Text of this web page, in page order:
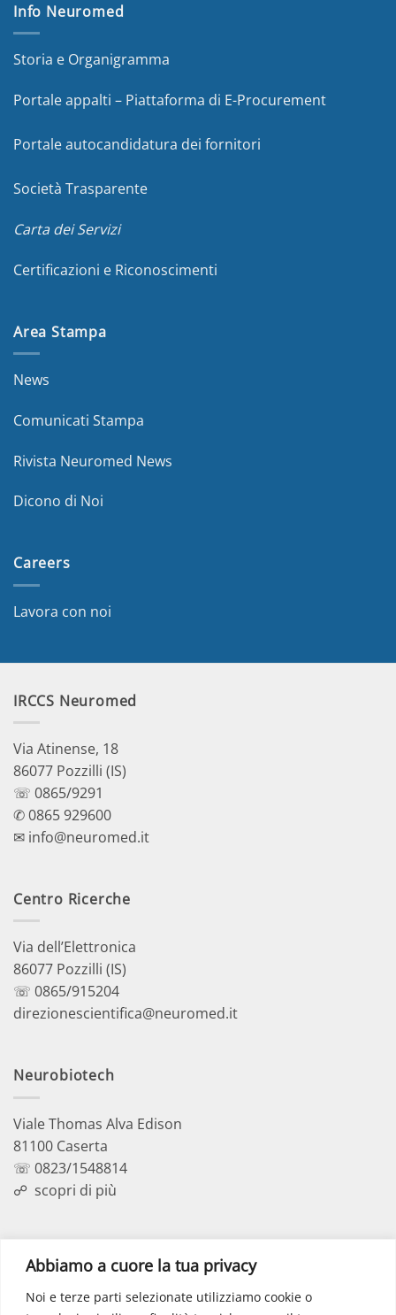
Abbiamo a cuore la tua privacy
Noi e terze parti selezionate utilizziamo cookie o
Info Neuromed
Storia e Organigramma
Portale appalti – Piattaforma di E-Procurement
Portale autocandidatura dei fornitori
Società Trasparente
Carta dei Servizi
Certificazioni e Riconoscimenti
Area Stampa
News
Comunicati Stampa
Rivista Neuromed News
Dicono di Noi
Careers
Lavora con noi
IRCCS Neuromed
Via Atinense, 18
86077 Pozzilli (IS)
☏ 0865/9291
✆ 0865 929600
✉ info@neuromed.it
Centro Ricerche
Via dell’Elettronica
86077 Pozzilli (IS)
☏ 0865/915204
direzionescientifica@neuromed.it
Neurobiotech
Viale Thomas Alva Edison
81100 Caserta
☏ 0823/1548814
☍ scopri di più
Via dell’Elettronica